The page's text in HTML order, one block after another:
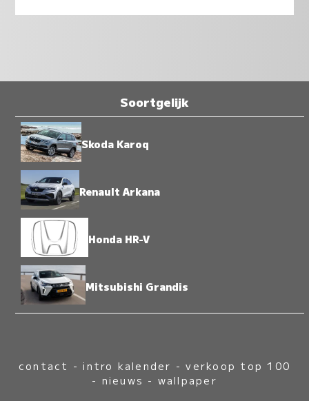
Soortgelijk
Skoda Karoq
Renault Arkana
Honda HR-V
Mitsubishi Grandis
contact -intro kalender -verkoop top 100
- nieuws - wallpaper